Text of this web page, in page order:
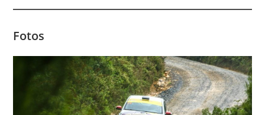
Fotos